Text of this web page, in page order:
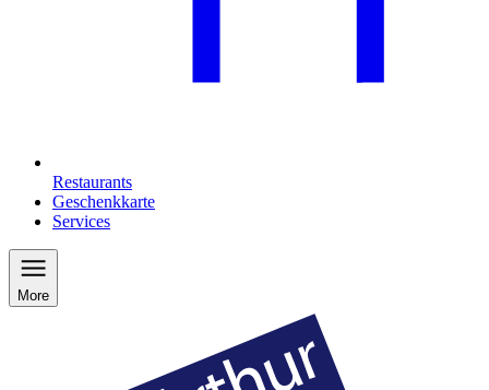
Restaurants
Geschenkkarte
Services
More